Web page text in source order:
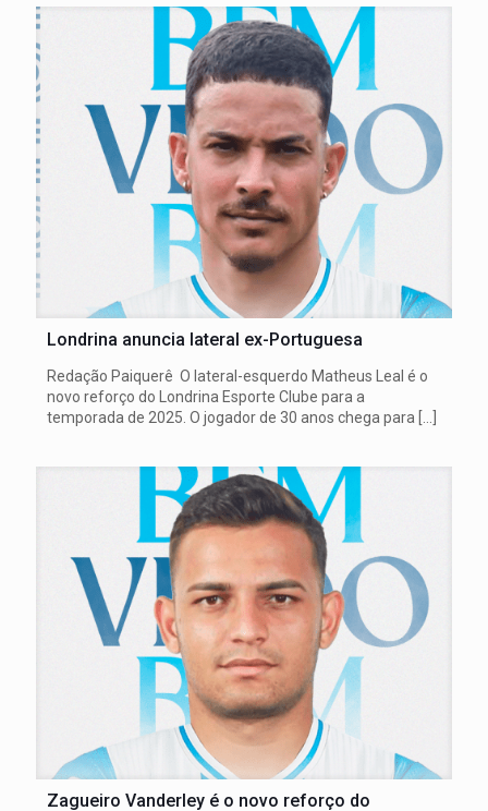
Londrina anuncia lateral ex-Portuguesa
Redação Paiquerê O lateral-esquerdo Matheus Leal é o
novo reforço do Londrina Esporte Clube para a
temporada de 2025. O jogador de 30 anos chega para
Zagueiro Vanderley é o novo reforço do